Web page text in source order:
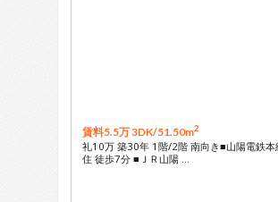
賃料5.5万 3DK/51.50m2
礼10万 築30年 1階/2階 南向き■山陽電鉄本
住 徒歩7分 ■ＪＲ山陽 …